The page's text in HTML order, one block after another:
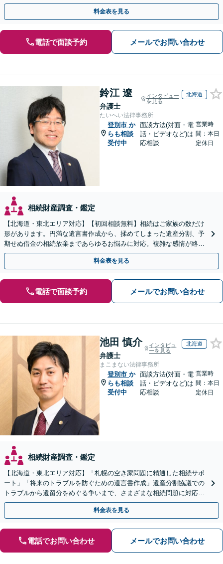
システムもお任せ【完全個室】【自衛隊前駅8分】
料金表を見る
電話で面談予約 メールでお問い合わせ
鈴江 遼
弁護士
インタビュー
を見る
北海道
たいへい法律事務所
登別市 か
らも相談
受付中
面談方法(対面・電
話・ビデオなど)は
応相談
営業時
間：本日
定休日
相続財産調査・鑑定
【北海道・東北エリア対応】【初回相談無料】相続はご家族の数だけ
形があります。円満な遺言書作成から、揉めてしまった遺産分割、予
期せぬ借金の相続放棄まであらゆるお悩みに対応。複雑な感情が絡む
相続トラブルもまずはご相談ください。WEB面談可。
料金表を見る
電話で面談予約 メールでお問い合わせ
池田 慎介
弁護士
インタビュ
ーを見る
北海道
まこまない法律事務所
登別市 か
らも相談
受付中
面談方法(対面・電
話・ビデオなど)は
応相談
営業時
間：本日
定休日
相続財産調査・鑑定
【北海道・東北エリア対応】「札幌の空き家問題に精通した相続サポ
ート」「将来のトラブルを防ぐための遺言書作成」遺産分割協議での
トラブルから遺留分をめぐる争いまで、さまざまな相続問題に対応し
ています「アクセス良好・WEB面談対応で安心の相談」
料金表を見る
電話でお問い合わせ メールでお問い合わせ